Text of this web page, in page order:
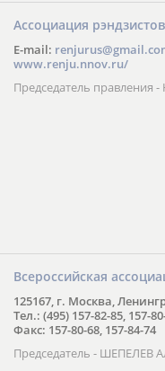
Ассоциация
E-mail:
www.renju.nnov.ru/
Председатель правления
Всероссийская
125167, г. Москва,
Тел.: (495) 157-82-85, 157-
Факс: 157-80-68, 157-84-74
Председатель - ШЕПЕЛЕВ